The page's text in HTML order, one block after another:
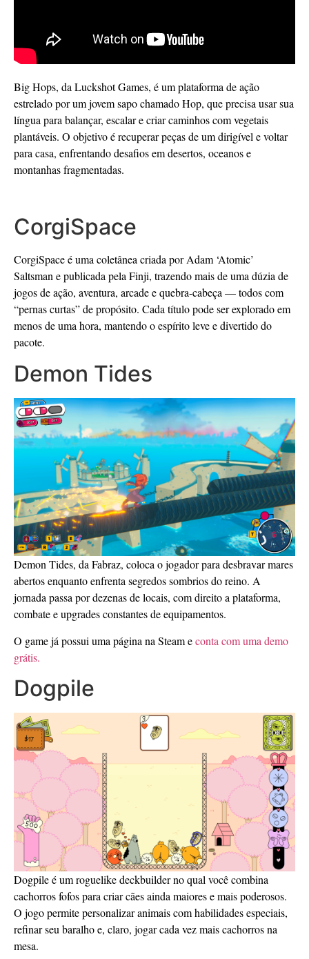
Big Hops, da Luckshot Games, é um plataforma de ação
estrelado por um jovem sapo chamado Hop, que precisa usar sua
língua para balançar, escalar e criar caminhos com vegetais
plantáveis. O objetivo é recuperar peças de um dirigível e voltar
para casa, enfrentando desafios em desertos, oceanos e
montanhas fragmentadas.
CorgiSpace
CorgiSpace é uma coletânea criada por Adam ‘Atomic’
Saltsman e publicada pela Finji, trazendo mais de uma dúzia de
jogos de ação, aventura, arcade e quebra-cabeça — todos com
“pernas curtas” de propósito. Cada título pode ser explorado em
menos de uma hora, mantendo o espírito leve e divertido do
pacote.
Demon Tides
Demon Tides, da Fabraz, coloca o jogador para desbravar mares
abertos enquanto enfrenta segredos sombrios do reino. A
jornada passa por dezenas de locais, com direito a plataforma,
combate e upgrades constantes de equipamentos.
O game já possui uma página na Steam econta com uma demo
grátis.
Dogpile
Dogpile é um roguelike deckbuilder no qual você combina
cachorros fofos para criar cães ainda maiores e mais poderosos.
O jogo permite personalizar animais com habilidades especiais,
refinar seu baralho e, claro, jogar cada vez mais cachorros na
mesa.